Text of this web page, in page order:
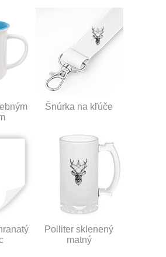
Šnúrka na kľúče
Polliter sklenený
matný